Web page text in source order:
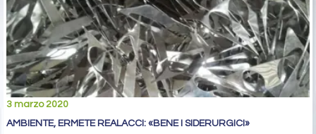
3 marzo 2020
AMBIENTE, ERMETE REALACCI: «BENE I SIDERURGICI»